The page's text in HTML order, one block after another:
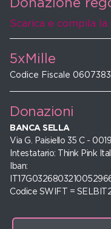
Scarica e compila la
5xMille
Codice Fiscale
Donazioni
BANCA SELLA
Via G. Paisiello 35 C -
Intestatario: Think Pink
Iban:
Codice SWIFT =